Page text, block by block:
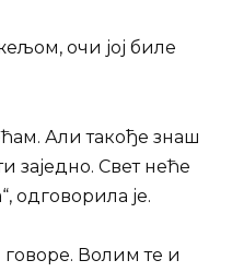
очи јој биле
Али такође знаш
заједно. Свет неће
одговорила је.
Волим те и